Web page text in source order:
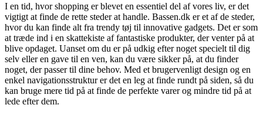
I en tid, hvor shopping er blevet en essentiel del af vores liv, er det
vigtigt at finde de rette steder at handle. Bassen.dk er et af de steder,
hvor du kan finde alt fra trendy tøj til innovative gadgets. Det er som
at træde ind i en skattekiste af fantastiske produkter, der venter på at
blive opdaget. Uanset om du er på udkig efter noget specielt til dig
selv eller en gave til en ven, kan du være sikker på, at du finder
noget, der passer til dine behov. Med et brugervenligt design og en
enkel navigationsstruktur er det en leg at finde rundt på siden, så du
kan bruge mere tid på at finde de perfekte varer og mindre tid på at
lede efter dem.